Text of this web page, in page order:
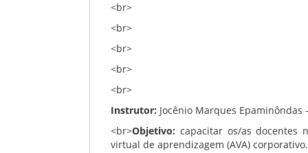
<br>
<br>
<br>
<br>
<br>
Instrutor: Jocênio Marques Epaminôndas
<br>Objetivo: capacitar os/as docentes
virtual de aprendizagem (AVA) corporativo.